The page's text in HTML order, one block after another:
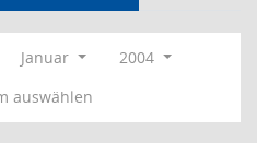
Januar
2004
auswählen